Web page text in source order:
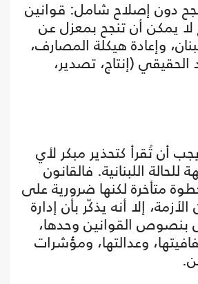
دون إصلاح شامل: قوانين
لا يمكن أن تنجح بمعزل عن
وإعادة هيكلة المصارف،
الحقيقي (إنتاج، تصدير،
يجب أن تُقرأ كتحذير مبكر لأي
اللبنانية. فالقانون
خطوة متأخرة لكنها ضرورية على
إلا أنه يذكّر بأن إدارة
بنصوص القوانين وحدها،
وعدالتها، ومؤشرات